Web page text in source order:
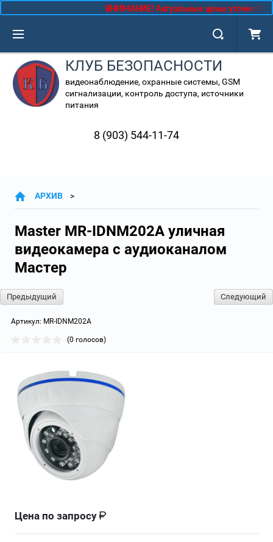
КЛУБ БЕЗОПАСНОСТИ
видеонаблюдение, охранные системы, GSM
сигнализации, контроль доступа, источники
питания
8 (903) 544-11-74
ВНИМАНИЕ! Актуальные цены уточняйте у
АРХИВ
Master MR-IDNM202A уличная
видеокамера с аудиоканалом
Мастер
Предыдущий Следующий
Артикул: MR-IDNM202A
(0 голосов)
Цена по запросу